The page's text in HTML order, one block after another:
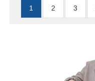
1 2 3